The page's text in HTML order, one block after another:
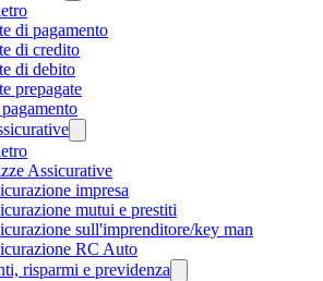
di pagamento
di credito
di debito
prepagate
Assicurative
impresa
mutui e prestiti
sull'imprenditore/key man
RC Auto
risparmi e previdenza